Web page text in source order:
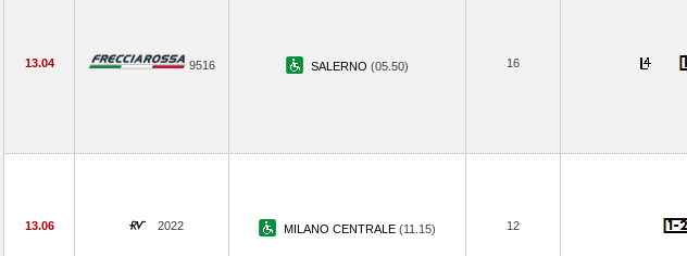
13.04 9516 SALERNO (05.50) 16
13.06 2022 MILANO CENTRALE (11.15) 12